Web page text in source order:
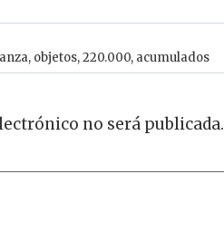
, objetos,220.000, acumulados
no será publicada.